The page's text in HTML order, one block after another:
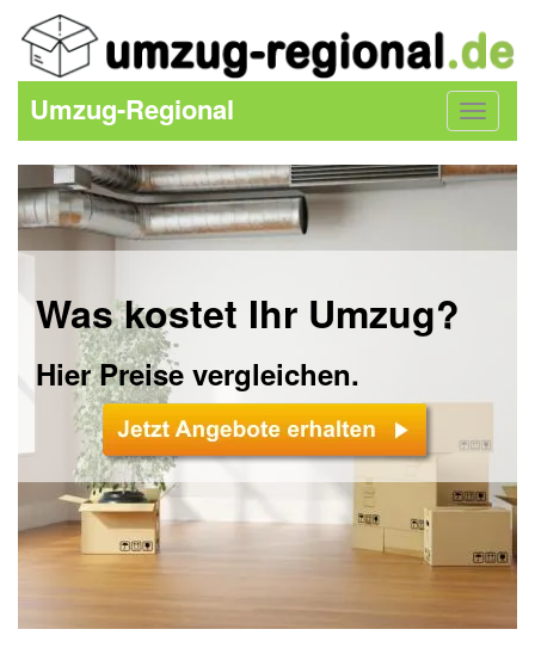
Toggle
Umzug-Regional
Was kostet Ihr Umzug?
Hier Preise vergleichen.